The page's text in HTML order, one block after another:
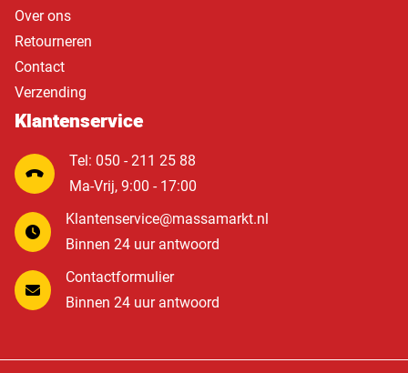
Over ons
Retourneren
Contact
Verzending
Klantenservice
Tel: 050 - 211 25 88
Ma-Vrij, 9:00 - 17:00
Klantenservice@massamarkt.nl
Binnen 24 uur antwoord
Contactformulier
Binnen 24 uur antwoord